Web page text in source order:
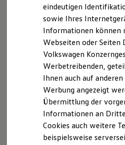
Lifestyle Shop
T-Roc Kollektion
Golf Kollektion
Volkswagen
R-Kollektion
GTI Kollektion
Fußball Drop
we drive football
#wedriveproud
Besitzer und Service
myVolkswagen
Software Updates
Service und Ersatzteile
Inspektion und
Datenschutzerklärungen
Cookie-
Produktsicherheitsinformationen
Disclaimer von Volkswagen AG
eindeutigen
sowie Ihres
Informationen können
Webseiten oder Seiten
Volkswagen
Werbetreibenden,
Ihnen auch auf
Werbung angezeigt
Übermittlung der
Informationen an
Cookies auch weitere
beispielsweise